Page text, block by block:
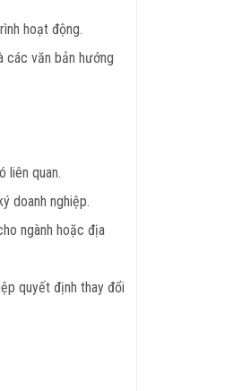
hoạt động.
các văn bản hướng
liên quan.
doanh nghiệp.
ngành hoặc địa
quyết định thay đổi